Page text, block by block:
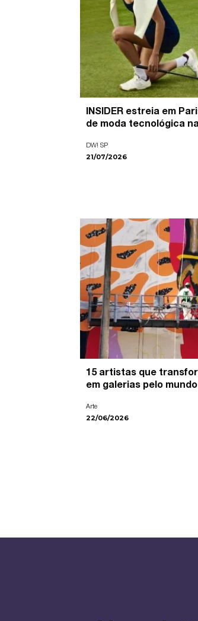
INSIDER estreia em
de moda tecnológica
DW! SP
21/07/2026
15 artistas que
em galerias pelo mundo
Arte
22/06/2026